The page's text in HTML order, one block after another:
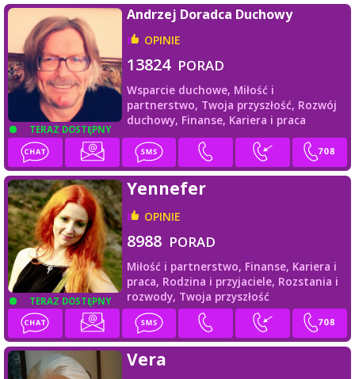
TERAZ DOSTĘPNY
Andrzej Doradca Duchowy
OPINIE
13824 PORAD
Wsparcie duchowe, Miłość i
partnerstwo, Twoja przyszłość, Rozwój
duchowy, Finanse, Kariera i praca
TERAZ DOSTĘPNY
Yennefer
OPINIE
8988 PORAD
Miłość i partnerstwo, Finanse, Kariera i
praca, Rodzina i przyjaciele, Rozstania i
rozwody, Twoja przyszłość
Vera